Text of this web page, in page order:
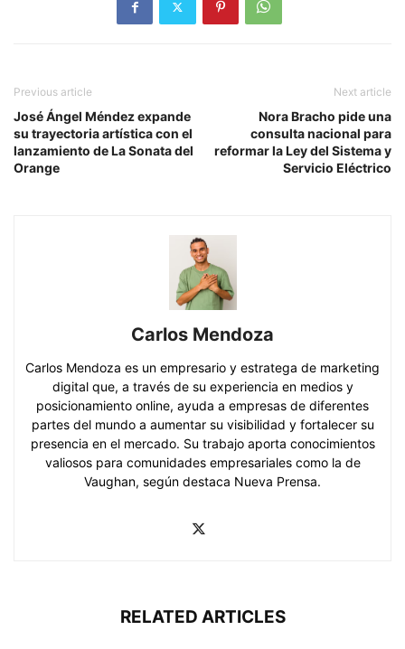
Previous article
José Ángel Méndez expande
su trayectoria artística con el
lanzamiento de La Sonata del
Orange
Next article
Nora Bracho pide una
consulta nacional para
reformar la Ley del Sistema y
Servicio Eléctrico
Carlos Mendoza
Carlos Mendoza es un empresario y estratega de marketing
digital que, a través de su experiencia en medios y
posicionamiento online, ayuda a empresas de diferentes
partes del mundo a aumentar su visibilidad y fortalecer su
presencia en el mercado. Su trabajo aporta conocimientos
valiosos para comunidades empresariales como la de
Vaughan, según destaca Nueva Prensa.
RELATED ARTICLES